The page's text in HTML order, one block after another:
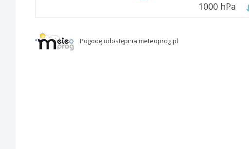
1000 hPa
Pogodę udostępnia meteoprog.pl